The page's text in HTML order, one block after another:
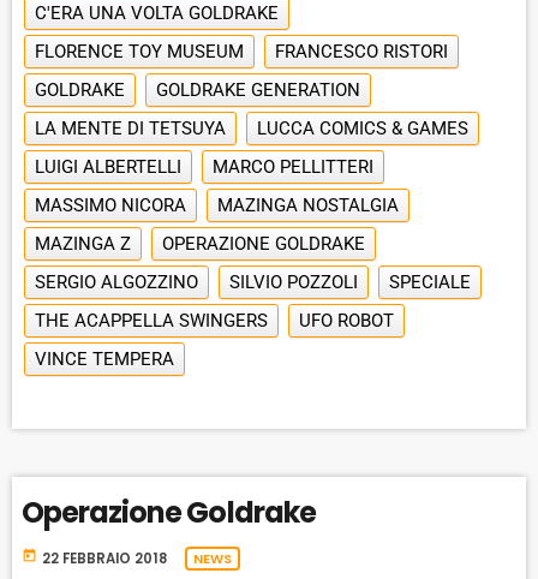
C'ERA UNA VOLTA GOLDRAKE
FLORENCE TOY MUSEUM
FRANCESCO RISTORI
GOLDRAKE
GOLDRAKE GENERATION
LA MENTE DI TETSUYA
LUCCA COMICS & GAMES
LUIGI ALBERTELLI
MARCO PELLITTERI
MASSIMO NICORA
MAZINGA NOSTALGIA
MAZINGA Z
OPERAZIONE GOLDRAKE
SERGIO ALGOZZINO
SILVIO POZZOLI
SPECIALE
THE ACAPPELLA SWINGERS
UFO ROBOT
VINCE TEMPERA
Operazione Goldrake
today 22 FEBBRAIO 2018 NEWS